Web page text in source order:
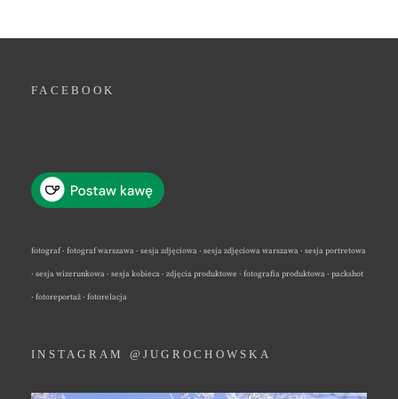
FACEBOOK
fotograf · fotograf warszawa · sesja zdjęciowa · sesja zdjęciowa warszawa · sesja portretowa
· sesja wizerunkowa · sesja kobieca · zdjęcia produktowe · fotografia produktowa · packshot
· fotoreportaż · fotorelacja
INSTAGRAM @JUGROCHOWSKA